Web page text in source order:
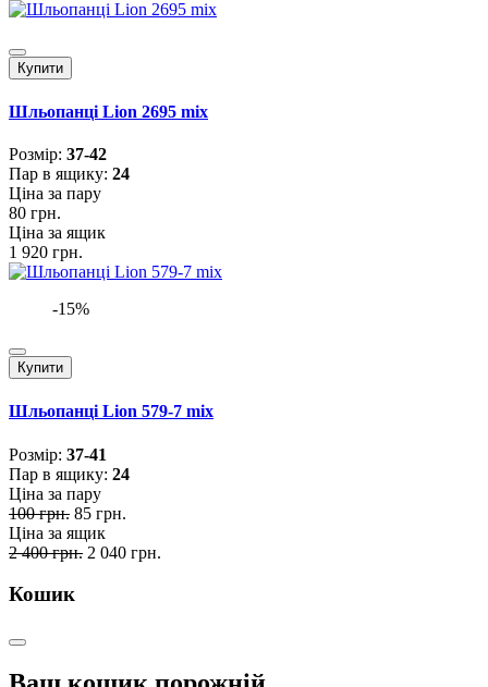
Купити
Шльопанці Lion 2695 mix
Розмiр: 37-42
Пар в ящику: 24
Ціна за пару
80 грн.
Ціна за ящик
1 920 грн.
-15%
Купити
Шльопанці Lion 579-7 mix
Розмiр: 37-41
Пар в ящику: 24
Ціна за пару
100 грн. 85 грн.
Ціна за ящик
2 400 грн. 2 040 грн.
Кошик